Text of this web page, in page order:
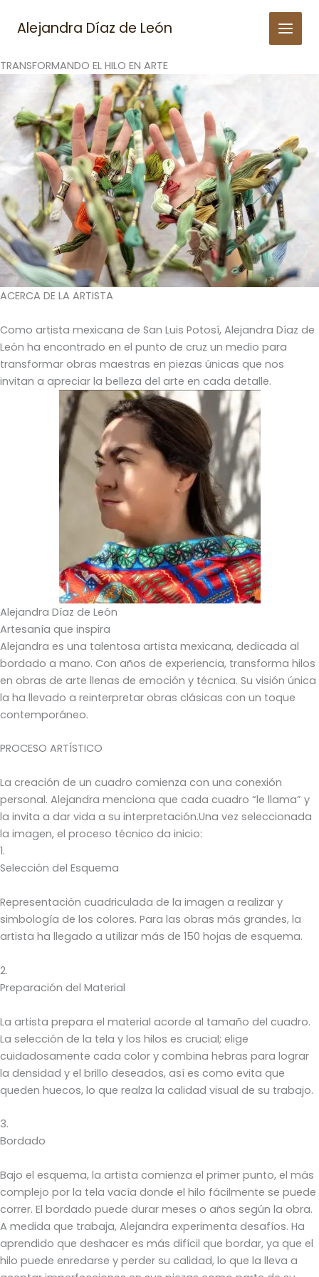
Alejandra Díaz de León
TRANSFORMANDO EL HILO EN ARTE
ACERCA DE LA ARTISTA
Como artista mexicana de San Luis Potosí, Alejandra Díaz de
León ha encontrado en el punto de cruz un medio para
transformar obras maestras en piezas únicas que nos
invitan a apreciar la belleza del arte en cada detalle.
Alejandra Díaz de León
Artesanía que inspira
Alejandra es una talentosa artista mexicana, dedicada al
bordado a mano. Con años de experiencia, transforma hilos
en obras de arte llenas de emoción y técnica. Su visión única
la ha llevado a reinterpretar obras clásicas con un toque
contemporáneo.
PROCESO ARTÍSTICO
La creación de un cuadro comienza con una conexión
personal. Alejandra menciona que cada cuadro “le llama” y
la invita a dar vida a su interpretación.Una vez seleccionada
la imagen, el proceso técnico da inicio:
1.
Selección del Esquema
Representación cuadriculada de la imagen a realizar y
simbología de los colores. Para las obras más grandes, la
artista ha llegado a utilizar más de 150 hojas de esquema.
2.
Preparación del Material
La artista prepara el material acorde al tamaño del cuadro.
La selección de la tela y los hilos es crucial; elige
cuidadosamente cada color y combina hebras para lograr
la densidad y el brillo deseados, así es como evita que
queden huecos, lo que realza la calidad visual de su trabajo.
3.
Bordado
Bajo el esquema, la artista comienza el primer punto, el más
complejo por la tela vacía donde el hilo fácilmente se puede
correr. El bordado puede durar meses o años según la obra.
A medida que trabaja, Alejandra experimenta desafíos. Ha
aprendido que deshacer es más difícil que bordar, ya que el
hilo puede enredarse y perder su calidad, lo que la lleva a